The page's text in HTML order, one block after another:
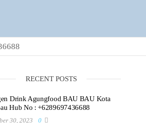
RECENT POSTS
Drink Agungfood BAU BAU Kota
Hub No : +6289697436688
30, 2023 0